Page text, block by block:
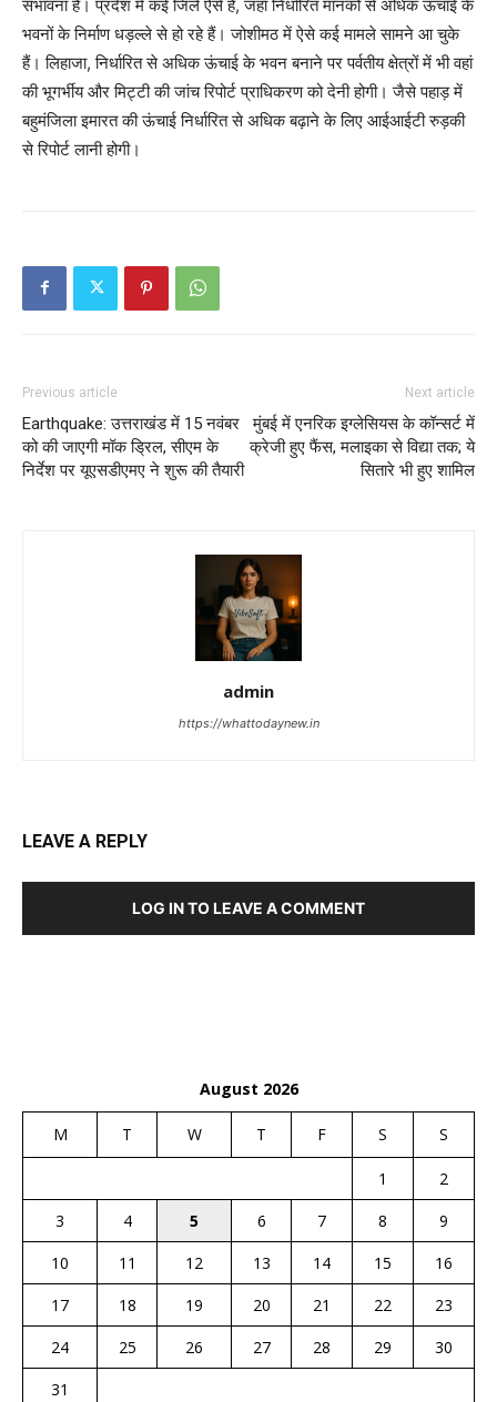
संभावना है। प्रदेश में कई जिले ऐसे हैं, जहां निर्धारित मानकों से अधिक ऊंचाई के
भवनों के निर्माण धड़ल्ले से हो रहे हैं। जोशीमठ में ऐसे कई मामले सामने आ चुके
हैं। लिहाजा, निर्धारित से अधिक ऊंचाई के भवन बनाने पर पर्वतीय क्षेत्रों में भी वहां
की भूगर्भीय और मिट्टी की जांच रिपोर्ट प्राधिकरण को देनी होगी। जैसे पहाड़ में
बहुमंजिला इमारत की ऊंचाई निर्धारित से अधिक बढ़ाने के लिए आईआईटी रुड़की
से रिपोर्ट लानी होगी।
Previous article
Earthquake: उत्तराखंड में 15 नवंबर
को की जाएगी मॉक ड्रिल, सीएम के
निर्देश पर यूएसडीएमए ने शुरू की तैयारी
Next article
मुंबई में एनरिक इग्लेसियस के कॉन्सर्ट में
क्रेजी हुए फैंस, मलाइका से विद्या तक; ये
सितारे भी हुए शामिल
admin
https://whattodaynew.in
LEAVE A REPLY
LOG IN TO LEAVE A COMMENT
August 2026
M T W T F S S
1
2
3
4 5 6 7 8
9
10
11 12 13 14 15
16
17
18 19 20 21 22
23
24
25 26 27 28 29
30
31